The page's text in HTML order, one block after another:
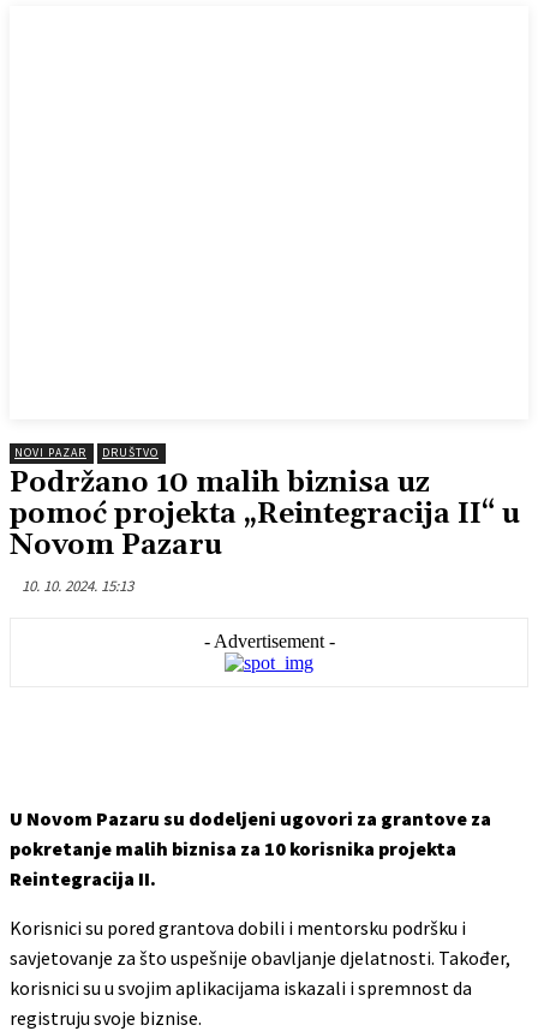
NOVI PAZAR DRUŠTVO
Podržano 10 malih biznisa uz
pomoć projekta „Reintegracija II“ u
Novom Pazaru
10. 10. 2024. 15:13
- Advertisement -
U Novom Pazaru su dodeljeni ugovori za grantove za
pokretanje malih biznisa za 10 korisnika projekta
Reintegracija II.
Korisnici su pored grantova dobili i mentorsku podršku i
savjetovanje za što uspešnije obavljanje djelatnosti. Također,
korisnici su u svojim aplikacijama iskazali i spremnost da
registruju svoje biznise.